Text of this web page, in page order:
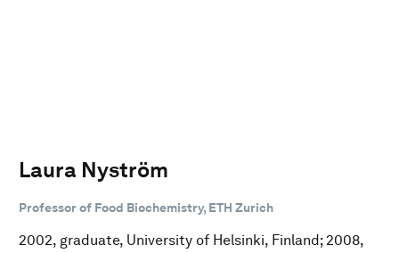
Laura Nyström
Professor of Food Biochemistry, ETH Zurich
2002, graduate, University of Helsinki, Finland; 2008,